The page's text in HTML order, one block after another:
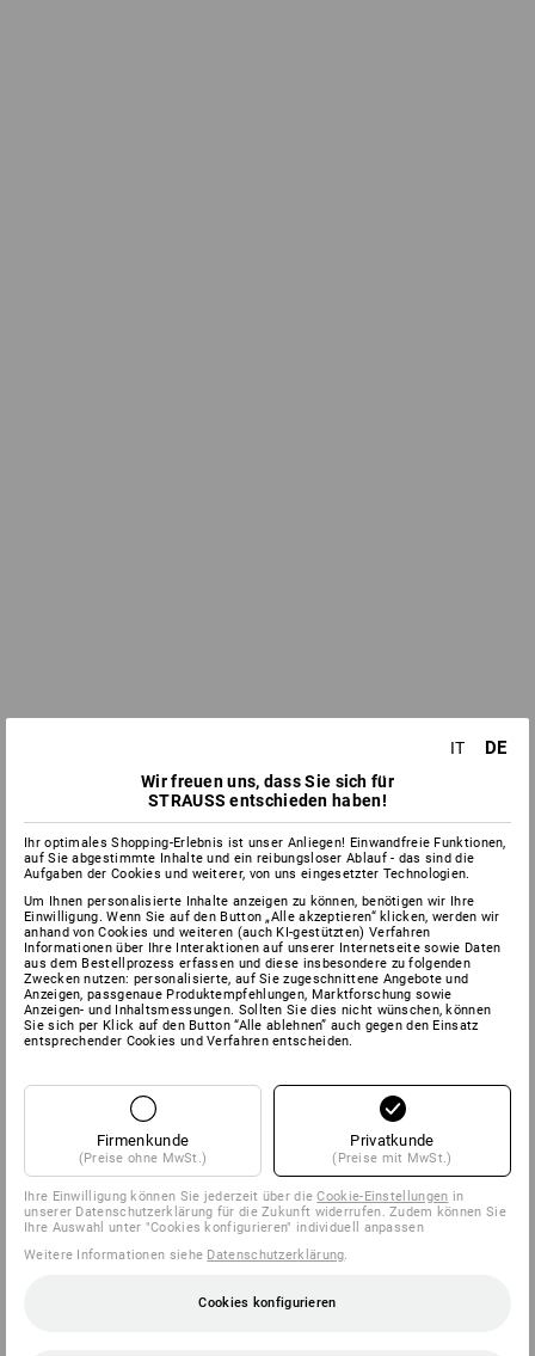
IT DE
Wir freuen uns, dass Sie sich für
STRAUSS entschieden haben!
Ihr optimales Shopping-Erlebnis ist unser Anliegen! Einwandfreie Funktionen,
auf Sie abgestimmte Inhalte und ein reibungsloser Ablauf - das sind die
Aufgaben der Cookies und weiterer, von uns eingesetzter Technologien.
Um Ihnen personalisierte Inhalte anzeigen zu können, benötigen wir Ihre
Einwilligung. Wenn Sie auf den Button „Alle akzeptieren“ klicken, werden wir
anhand von Cookies und weiteren (auch KI-gestützten) Verfahren
Informationen über Ihre Interaktionen auf unserer Internetseite sowie Daten
aus dem Bestellprozess erfassen und diese insbesondere zu folgenden
Zwecken nutzen: personalisierte, auf Sie zugeschnittene Angebote und
Anzeigen, passgenaue Produktempfehlungen, Marktforschung sowie
Anzeigen- und Inhaltsmessungen. Sollten Sie dies nicht wünschen, können
Sie sich per Klick auf den Button “Alle ablehnen” auch gegen den Einsatz
entsprechender Cookies und Verfahren entscheiden.
Firmenkunde
(Preise ohne MwSt.)
Privatkunde
(Preise mit MwSt.)
Ihre Einwilligung können Sie jederzeit über dieCookie-Einstellungen in
unserer Datenschutzerklärung für die Zukunft widerrufen. Zudem können Sie
Ihre Auswahl unter "Cookies konfigurieren" individuell anpassen
Weitere Informationen siehe Datenschutzerklärung
Cookies konfigurieren